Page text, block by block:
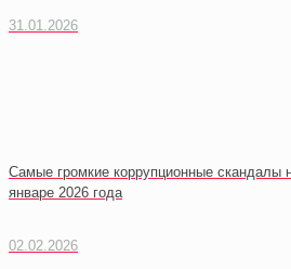
31.01.2026
Самые громкие коррупционные скандалы
январе 2026 года
02.02.2026